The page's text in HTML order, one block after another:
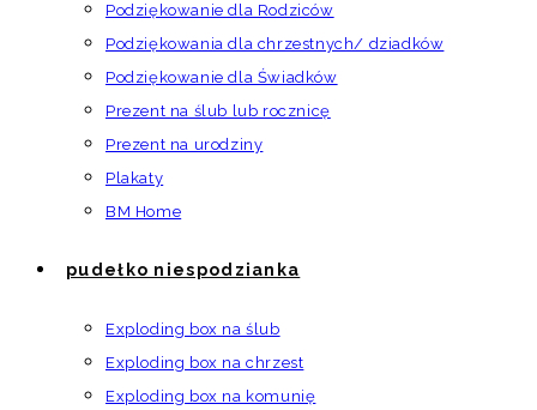
Podziękowanie dla Rodziców
Podziękowania dla chrzestnych/ dziadków
Podziękowanie dla Świadków
Prezent na ślub lub rocznicę
Prezent na urodziny
Plakaty
BM Home
pudełko niespodzianka
Exploding box na ślub
Exploding box na chrzest
Exploding box na komunię